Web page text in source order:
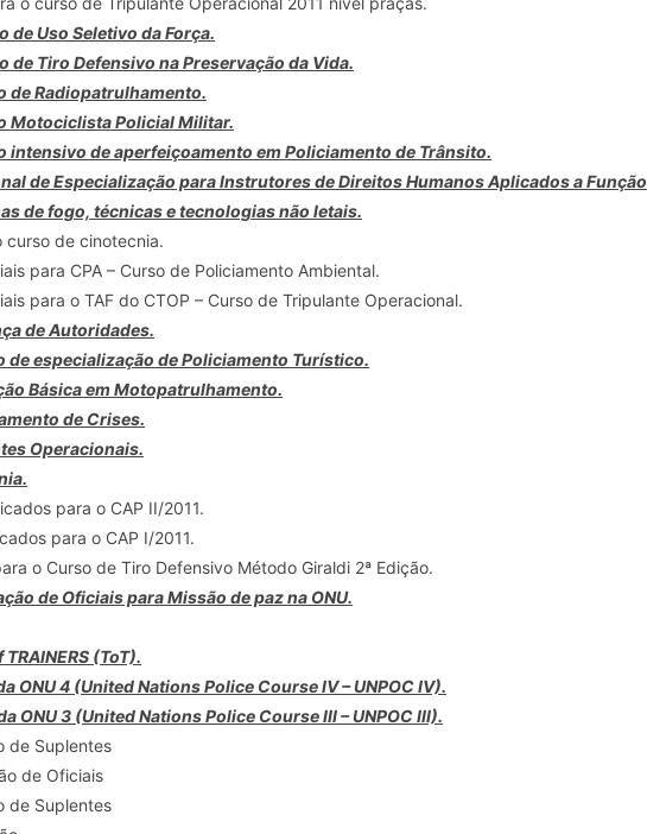
de Uso Seletivo da Força.
de Tiro Defensivo na Preservação da Vida.
de Radiopatrulhamento.
Motociclista Policial Militar.
intensivo de aperfeiçoamento em Policiamento de Trânsito.
de Especialização para Instrutores de Direitos Humanos Aplicados a Função
de fogo, técnicas e tecnologias não letais.
curso de cinotecnia.
para CPA – Curso de Policiamento Ambiental.
para o TAF do CTOP – Curso de Tripulante Operacional.
de Autoridades.
de especialização de Policiamento Turístico.
Básica em Motopatrulhamento.
de Crises.
Operacionais.
para o CAP II/2011.
para o CAP I/2011.
o Curso de Tiro Defensivo Método Giraldi 2ª Edição.
de Oficiais para Missão de paz na ONU.
(ToT).
ONU 4 (United Nations Police Course IV – UNPOC IV).
ONU 3 (United Nations Police Course III – UNPOC III).
de Suplentes
de Oficiais
de Suplentes